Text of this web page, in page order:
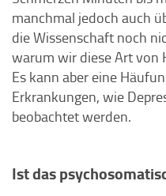
manchmal jedoch auch
die Wissenschaft noch
warum wir diese Art von
Es kann aber eine
Erkrankungen, wie
beobachtet werden.
Ist das